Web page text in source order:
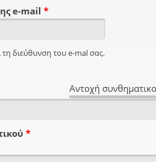
e-mail *
διεύθυνση του e-mal σας.
Αντοχή
*